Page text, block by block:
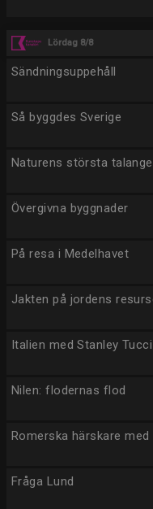
Lördag 8/8
Sändningsuppehåll
Så byggdes Sverige
Naturens största
Övergivna byggnader
På resa i Medelhavet
Jakten på jordens
Italien med Stanley Tucci
Nilen: flodernas flod
Romerska härskare med
Fråga Lund